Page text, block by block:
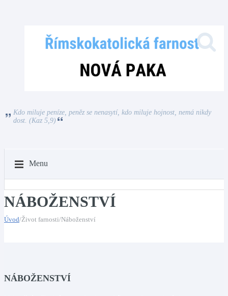
Kdo miluje peníze, peněz se nenasytí, kdo miluje hojnost, nemá nikdy
dost. (Kaz 5,9)
Menu
NÁBOŽENSTVÍ
Úvod/Život farnosti/Náboženství
NÁBOŽENSTVÍ